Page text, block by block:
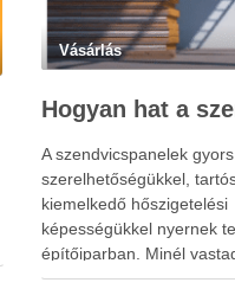
Vásárlás
A szendvicspanelek gyors
szerelhetőségükkel,
kiemelkedő hőszigetelési
képességükkel nyernek
építőiparban. Minél
annál jobb az